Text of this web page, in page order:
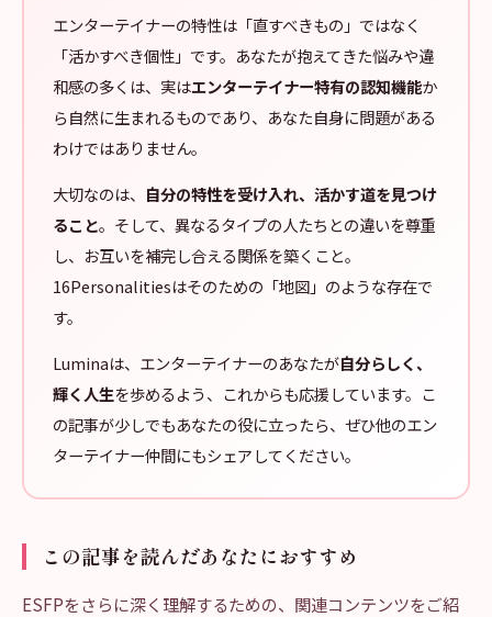
エンターテイナーの特性は「直すべきもの」ではなく
「活かすべき個性」です。あなたが抱えてきた悩みや違
和感の多くは、実はエンターテイナー特有の認知機能か
ら自然に生まれるものであり、あなた自身に問題がある
わけではありません。
大切なのは、 自分の特性を受け入れ、活かす道を見つけ
ること。そして、異なるタイプの人たちとの違いを尊重
し、お互いを補完し合える関係を築くこと。
16Personalitiesはそのための「地図」のような存在で
す。
Luminaは、エンターテイナーのあなたが自分らしく、
輝く人生を歩めるよう、これからも応援しています。こ
の記事が少しでもあなたの役に立ったら、ぜひ他のエン
ターテイナー仲間にもシェアしてください。
この記事を読んだあなたにおすすめ
ESFPをさらに深く理解するための、関連コンテンツをご紹